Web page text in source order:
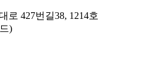
로 427번길38, 1214호
)